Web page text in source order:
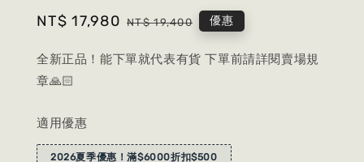
Sale
NT$ 17,980 Regular
NT$ 19,400 優惠
全新正品！能下單就代表有貨 下單前請詳閱賣場規
章🙏🏻
適用優惠
2026夏季優惠！滿$6000折扣$500